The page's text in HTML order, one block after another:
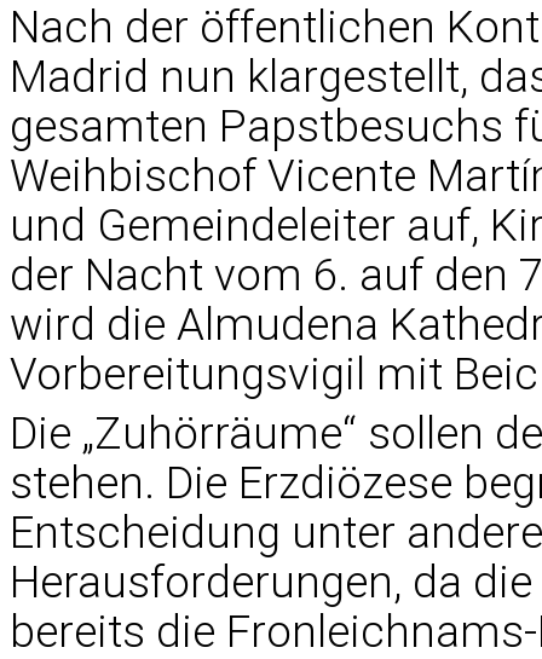
Nach der öffentlichen
Madrid nun klargestellt,
gesamten Papstbesuchs
Weihbischof Vicente
und Gemeindeleiter auf,
der Nacht vom 6. auf den
wird die Almudena
Vorbereitungsvigil mit
Die „Zuhörräume“ sollen
stehen. Die Erzdiözese
Entscheidung unter
Herausforderungen, da
bereits die